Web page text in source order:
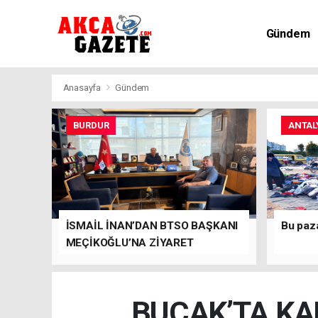
Gündem
Anasayfa Gündem
BURDUR
İSMAİL İNAN’DAN BTSO BAŞKANI
MEÇİKOĞLU’NA ZİYARET
Bu